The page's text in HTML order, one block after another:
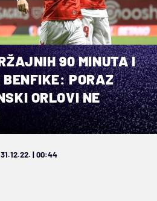
90 MINUTA I
BENFIKE: PORAZ
ORLOVI NE
| 00:44